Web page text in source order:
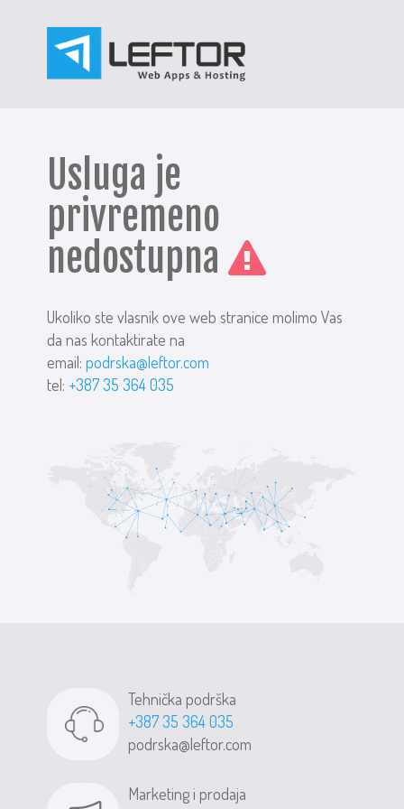
Usluga je
privremeno
nedostupna
Ukoliko ste vlasnik ove web stranice molimo Vas
da nas kontaktirate na
email:podrska@leftor.com
tel: +387 35 364 035
Tehnička podrška
+387 35 364 035
podrska@leftor.com
Marketing i prodaja